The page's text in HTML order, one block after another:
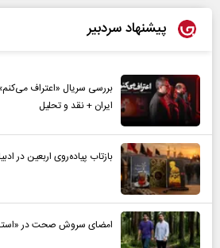
پیشنهاد سردبیر
بررسی سریال «اعتراف
ایران + نقد و تحلیل
بازتاب پیاده‌روی اربعین در
امضای سروش صحت در